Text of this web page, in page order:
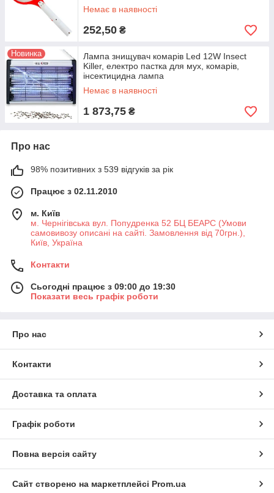
Немає в наявності
252,50 ₴
Новинка
Лампа знищувач комарів Led 12W Insect
Killer, електро пастка для мух, комарів,
інсектицидна лампа
Немає в наявності
1 873,75 ₴
Про нас
98% позитивних з 539 відгуків за рік
Працює з 02.11.2010
м. Київ
м. Чернігівська вул. Попудренка 52 БЦ БЕАРС (Умови
самовивозу описані на сайті. Замовлення від 70грн.),
Київ, Україна
Контакти
Сьогодні працює з 09:00 до 19:30
Показати весь графік роботи
Про нас
Контакти
Доставка та оплата
Графік роботи
Повна версія сайту
Сайт створено на маркетплейсі Prom.ua